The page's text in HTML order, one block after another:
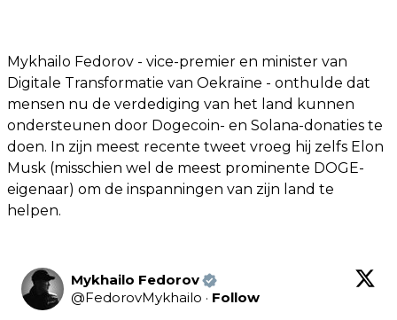
Mykhailo Fedorov - vice-premier en minister van
Digitale Transformatie van Oekraïne - onthulde dat
mensen nu de verdediging van het land kunnen
ondersteunen door Dogecoin- en Solana-donaties te
doen. In zijn meest recente tweet vroeg hij zelfs Elon
Musk (misschien wel de meest prominente DOGE-
eigenaar) om de inspanningen van zijn land te
helpen.
Mykhailo Fedorov
@FedorovMykhailo · Follow